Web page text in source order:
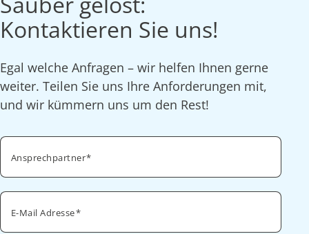
Kontaktieren Sie uns!
Egal welche Anfragen – wir helfen Ihnen gerne
weiter. Teilen Sie uns Ihre Anforderungen mit,
und wir kümmern uns um den Rest!
Ansprechpartner
E-Mail Adresse